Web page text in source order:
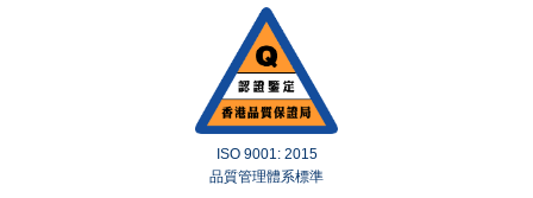
ISO 9001: 2015
品質管理體系標準